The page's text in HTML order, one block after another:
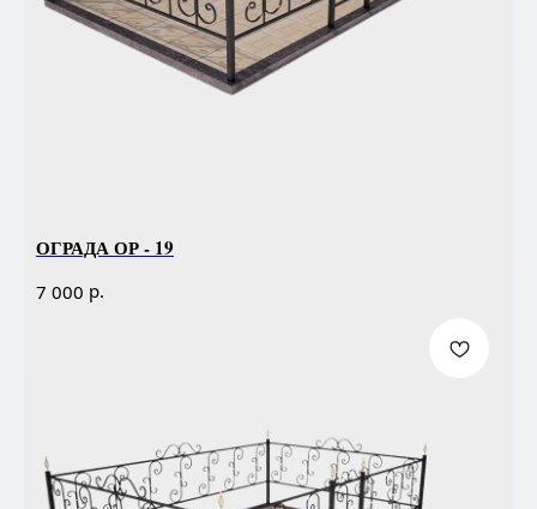
ОГРАДА ОР - 19
7 000 р.